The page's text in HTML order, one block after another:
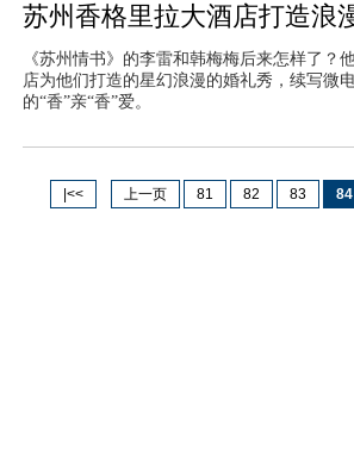
苏州香格里拉大酒店打造浪
《苏州情书》的李雷和韩梅梅后来怎样了
店为他们打造的星幻浪漫的婚礼秀，续写微
的“香”亲“香”爱。
|<< 上一页 81 82 83 84